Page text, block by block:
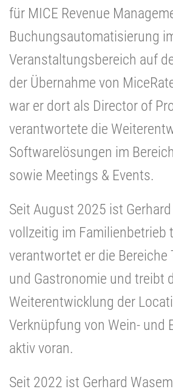
für MICE Revenue
Buchungsautomatisierung
Veranstaltungsbereich auf
der Übernahme von
war er dort als Director of
verantwortete die
Softwarelösungen im
sowie Meetings & Events.
Seit August 2025 ist
vollzeitig im Familienbetrieb
verantwortet er die Bereiche
und Gastronomie und treibt
Weiterentwicklung der
Verknüpfung von Wein- und
aktiv voran.
Seit 2022 ist Gerhard